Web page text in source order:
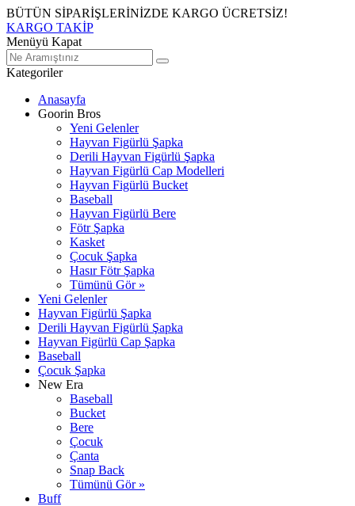
BÜTÜN SİPARİŞLERİNİZDE KARGO ÜCRETSİZ!
KARGO TAKİP
Menüyü Kapat
Kategoriler
Anasayfa
Goorin Bros
Yeni Gelenler
Hayvan Figürlü Şapka
Derili Hayvan Figürlü Şapka
Hayvan Figürlü Cap Modelleri
Hayvan Figürlü Bucket
Baseball
Hayvan Figürlü Bere
Fötr Şapka
Kasket
Çocuk Şapka
Hasır Fötr Şapka
Tümünü Gör »
Yeni Gelenler
Hayvan Figürlü Şapka
Derili Hayvan Figürlü Şapka
Hayvan Figürlü Cap Şapka
Baseball
Çocuk Şapka
New Era
Baseball
Bucket
Bere
Çocuk
Çanta
Snap Back
Tümünü Gör »
Buff